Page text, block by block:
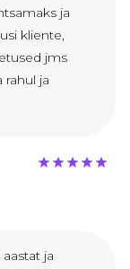
ja
kliente,
jms
ja
ja